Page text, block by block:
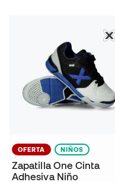
OFERTA NIÑOS
Zapatilla One Cinta
Adhesiva Niño